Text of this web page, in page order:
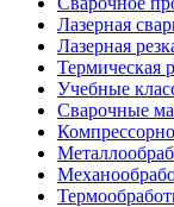
Лазерная
Лазерная
Термическая
Учебные
Сварочные